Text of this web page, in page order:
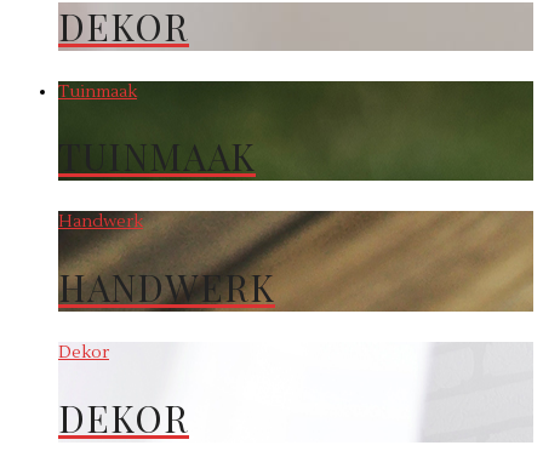
DEKOR
Tuinmaak
TUINMAAK
Handwerk
HANDWERK
Dekor
DEKOR